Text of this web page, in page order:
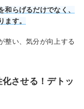
らげるだけでなく、
ます。
整い、気分が向上する
させる！デトッ